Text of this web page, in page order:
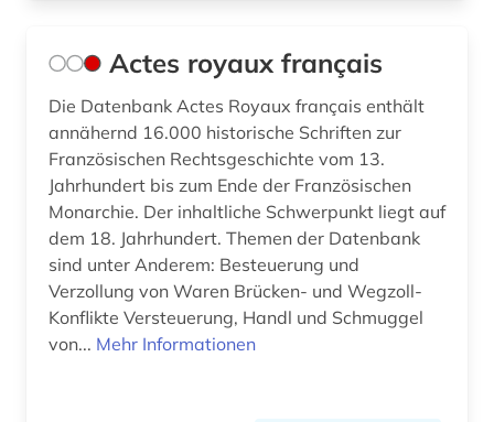
bundesgerichtshof (8)
bundesgesetz (1)
bundesgesetzblatt (1)
bundesgesetzblatt teil i (1)
bundesgleichstellungsgesetz (1)
bundeshaushaltsrecht (3)
bundesländer (1)
Actes royaux français
Die Datenbank Actes Royaux français enthält
annähernd 16.000 historische Schriften zur
Französischen Rechtsgeschichte vom 13.
Jahrhundert bis zum Ende der Französischen
Monarchie. Der inhaltliche Schwerpunkt liegt auf
dem 18. Jahrhundert. Themen der Datenbank
sind unter Anderem: Besteuerung und
Verzollung von Waren Brücken- und Wegzoll-
Konflikte Versteuerung, Handl und Schmuggel
von... Mehr Informationen